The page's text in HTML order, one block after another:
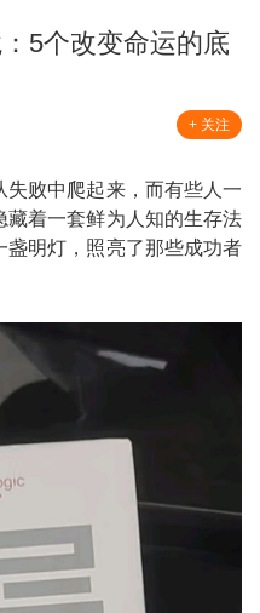
5个改变命运的底
+ 关注
败中爬起来，而有些人一
藏着一套鲜为人知的生存法
盏明灯，照亮了那些成功者